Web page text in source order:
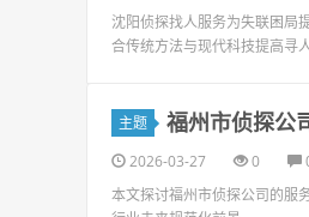
沈阳侦探找人服务为失联困局
合传统方法与现代科技提高寻人
主题 福州市侦探公
2026-03-27 0
本文探讨福州市侦探公司的服